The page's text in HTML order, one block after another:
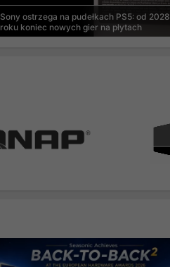
Sony ostrzega na pudełkach PS5: od 2028
roku koniec nowych gier na płytach